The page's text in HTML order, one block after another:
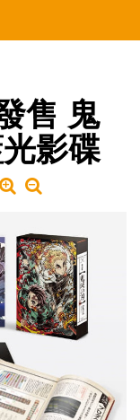
售 鬼
影碟